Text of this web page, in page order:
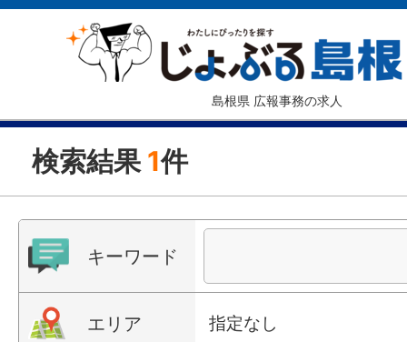
島根県 広報事務の求人
検索結果 1件
キーワード
エリア 指定なし